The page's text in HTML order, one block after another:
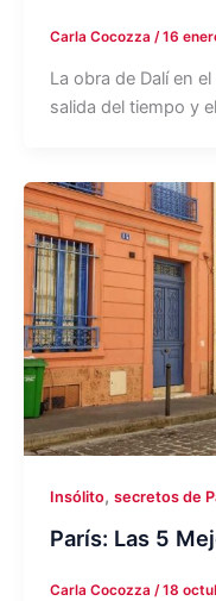
Carla Cocozza /16
La obra de Dalí en
salida del tiempo y
Insólito, secretos de
París: Las 5
Carla Cocozza /18